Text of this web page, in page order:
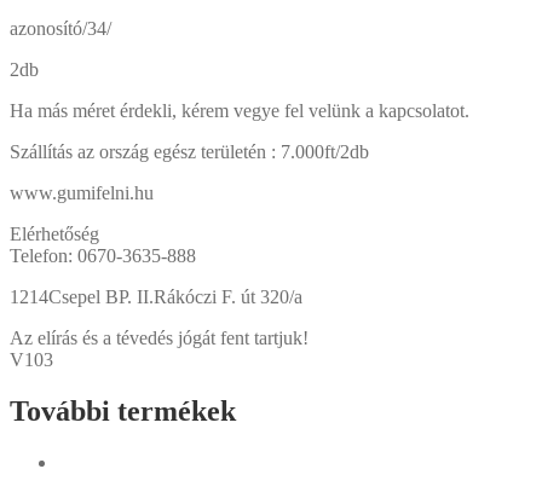
azonosító/34/
2db
Ha más méret érdekli, kérem vegye fel velünk a kapcsolatot.
Szállítás az ország egész területén : 7.000ft/2db
www.gumifelni.hu
Elérhetőség
Telefon: 0670-3635-888
1214Csepel BP. II.Rákóczi F. út 320/a
Az elírás és a tévedés jógát fent tartjuk!
V103
További termékek